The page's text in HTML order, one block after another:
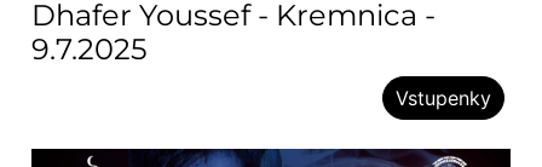
Dhafer Youssef - Kremnica -
9.7.2025
Vstupenky